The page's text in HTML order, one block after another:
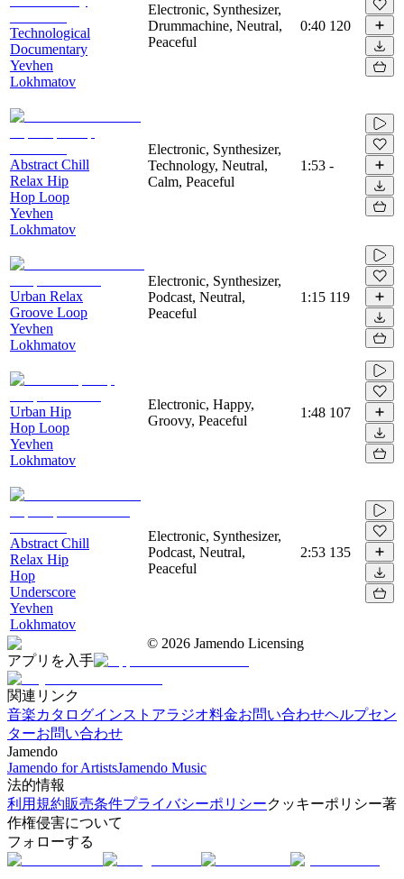
Technological
Documentary
Yevhen
Lokhmatov
Electronic, Synthesizer,
Drummachine, Neutral,
Peaceful
0:40 120
Abstract Chill
Relax Hip
Hop Loop
Yevhen
Lokhmatov
Electronic, Synthesizer,
Technology, Neutral,
Calm, Peaceful
1:53 -
Urban Relax
Groove Loop
Yevhen
Lokhmatov
Electronic, Synthesizer,
Podcast, Neutral,
Peaceful
1:15 119
Urban Hip
Hop Loop
Yevhen
Lokhmatov
Electronic, Happy,
Groovy, Peaceful
1:48 107
Abstract Chill
Relax Hip
Hop
Underscore
Yevhen
Lokhmatov
Electronic, Synthesizer,
Podcast, Neutral,
Peaceful
2:53 135
© 2026 Jamendo Licensing
アプリを入手
関連リンク
音楽カタログインストアラジオ料金お問い合わせヘルプセン
ターお問い合わせ
Jamendo
Jamendo for ArtistsJamendo Music
法的情報
利用規約販売条件プライバシーポリシークッキーポリシー著
作権侵害について
フォローする